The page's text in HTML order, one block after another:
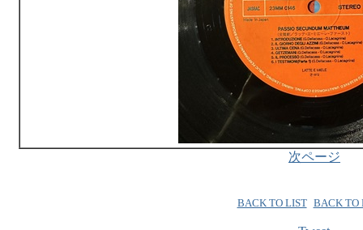
次ページ
BACK TO LIST BACK TO